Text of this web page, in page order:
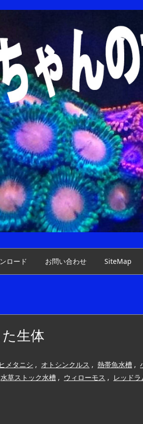
ロード お問い合わせ SiteMap
生体
ヒメタニシ , オトシンクルス , 熱帯魚水槽 ,
水草ストック水槽 , ウィローモス , レッド